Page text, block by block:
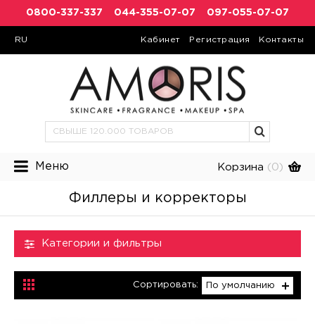
0800-337-337 044-355-07-07 097-055-07-07
RU Кабинет Регистрация Контакты
Меню Корзина (0)
Филлеры и корректоры
Категории и фильтры
Сортировать: По умолчанию